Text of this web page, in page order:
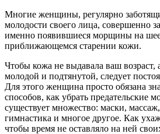
Многие женщины, регулярно
молодости своего лица, совершенно
именно появившиеся морщины на
приближающемся старении кожи.
Чтобы кожа не выдавала ваш возраст,
молодой и подтянутой, следует
Для этого женщина просто обязана
способов, как убрать предательские
существует множество: маски,
гимнастика и многое другое. Как
чтобы время не оставляло на ней